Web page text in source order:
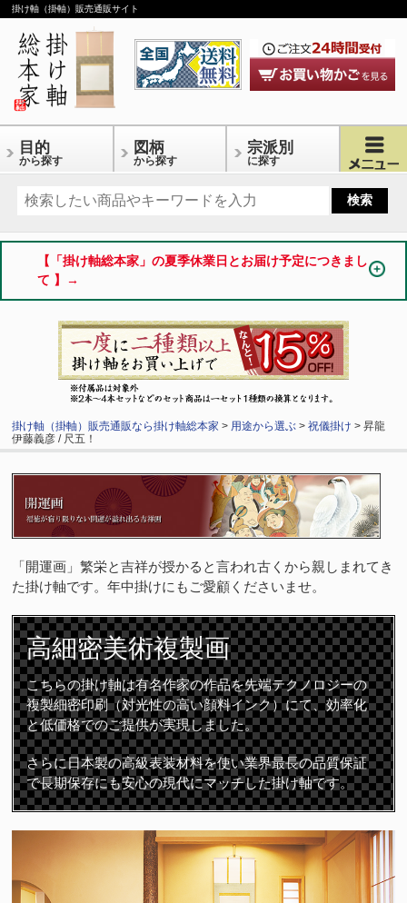
掛け軸（掛軸）販売通販サイト
目的
から探す
図柄
から探す
宗派別
に探す
【「掛け軸総本家」の夏季休業日とお届け予定につきまし
て 】→
掛け軸（掛軸）販売通販なら掛け軸総本家 > 用途から選ぶ >祝儀掛け > 昇龍
伊藤義彦 / 尺五！
「開運画」繁栄と吉祥が授かると言われ古くから親しまれてき
た掛け軸です。年中掛けにもご愛顧くださいませ。
高細密美術複製画
こちらの掛け軸は有名作家の作品を先端テクノロジーの
複製細密印刷（対光性の高い顔料インク）にて、効率化
と低価格でのご提供が実現しました。
さらに日本製の高級表装材料を使い業界最長の品質保証
で長期保存にも安心の現代にマッチした掛け軸です。